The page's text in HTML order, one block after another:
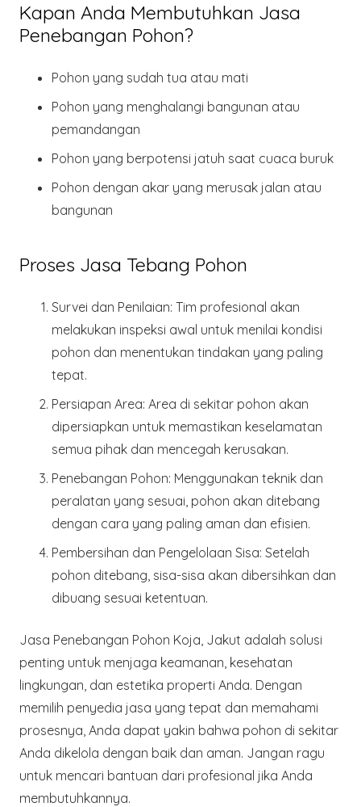
Kapan Anda Membutuhkan Jasa
Penebangan Pohon?
Pohon yang sudah tua atau mati
Pohon yang menghalangi bangunan atau
pemandangan
Pohon yang berpotensi jatuh saat cuaca buruk
Pohon dengan akar yang merusak jalan atau
bangunan
Proses Jasa Tebang Pohon
Survei dan Penilaian: Tim profesional akan
melakukan inspeksi awal untuk menilai kondisi
pohon dan menentukan tindakan yang paling
tepat.
Persiapan Area: Area di sekitar pohon akan
dipersiapkan untuk memastikan keselamatan
semua pihak dan mencegah kerusakan.
Penebangan Pohon: Menggunakan teknik dan
peralatan yang sesuai, pohon akan ditebang
dengan cara yang paling aman dan efisien.
Pembersihan dan Pengelolaan Sisa: Setelah
pohon ditebang, sisa-sisa akan dibersihkan dan
dibuang sesuai ketentuan.
Jasa Penebangan Pohon Koja, Jakut adalah solusi
penting untuk menjaga keamanan, kesehatan
lingkungan, dan estetika properti Anda. Dengan
memilih penyedia jasa yang tepat dan memahami
prosesnya, Anda dapat yakin bahwa pohon di sekitar
Anda dikelola dengan baik dan aman. Jangan ragu
untuk mencari bantuan dari profesional jika Anda
membutuhkannya.